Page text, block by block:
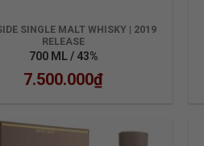
SINGLE MALT WHISKY | 2019
RELEASE
700 ML / 43%
7.500.000₫